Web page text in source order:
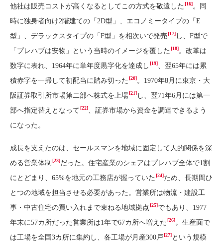
他社は販売コストが高くなるとしてこの方式を敬遠した [16]。同
時に独身者向け2階建ての「2D型」、エコノミータイプの「E
型」、デラックスタイプの「F型」を相次いで発売[17] し、F型で
「プレハブは安物」という当時のイメージを覆した [18]。改革は
数字に表れ、1964年に単年度黒字化を達成し [19]
、翌65年には累
積赤字を一掃して初配当に踏み切った [20]。1970年8月に東京・大
阪証券取引所市場第二部へ株式を上場[21] し、翌71年6月には第一
部へ指定替えとなって[22]
、証券市場から資金を調達できるよう
になった。
成長を支えたのは、セールスマンを地域に固定して人的関係を深
める営業体制 [23]だった。住宅産業のシェアはプレハブ全体で1割
にとどまり、65%を地元の工務店が握っていた [24]ため、長期間ひ
とつの地域を担当させる必要があった。営業所は物流・建設工
事・中古住宅の買い入れまで束ねる地域拠点[25]でもあり、1977
年末に57カ所だった営業所は1年で67カ所へ増えた [26]。生産面で
は工場を全国3カ所に集約し、各工場が月産300戸[27]という規模